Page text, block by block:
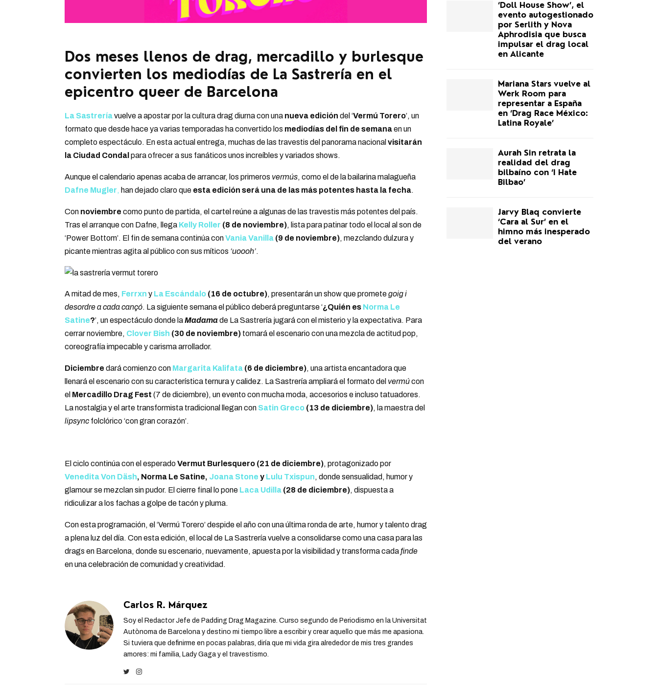
Dos meses llenos de drag, mercadillo y burlesque
convierten los mediodías de La Sastrería en el
epicentro queer de Barcelona
La Sastreríavuelve a apostar por la cultura drag diurna con una nueva edición del ‘Vermú Torero’, un
formato que desde hace ya varias temporadas ha convertido los mediodías del fin de semanaen un
completo espectáculo. En esta actual entrega, muchas de las travestis del panorama nacional visitarán
la Ciudad Condal para ofrecer a sus fanáticos unos increíbles y variados shows.
Aunque el calendario apenas acaba de arrancar, los primeros vermús, como el de la bailarina malagueña
Dafne Mugler, han dejado claro que esta edición será una de las más potentes hasta la fecha.
Con noviembre como punto de partida, el cartel reúne a algunas de las travestis más potentes del país.
Tras el arranque con Dafne, llega Kelly Roller (8 de noviembre), lista para patinar todo el local al son de
‘Power Bottom’. El fin de semana continúa conVania Vanilla (9 de noviembre), mezclando dulzura y
picante mientras agita al público con sus míticos ‘uoooh’.
A mitad de mes, Ferrxn y La Escándalo (16 de octubre), presentarán un show que prometegoig i
desordre a cada cançó. La siguiente semana el público deberá preguntarse ‘¿Quién es Norma Le
Satine?’, un espectáculo donde laMadamade La Sastrería jugará con el misterio y la expectativa. Para
cerrar noviembre, Clover Bish (30 de noviembre) tomará el escenario con una mezcla de actitud pop,
coreografía impecable y carisma arrollador.
Diciembre dará comienzo con Margarita Kalifata (6 de diciembre), una artista encantadora que
llenará el escenario con su característica ternura y calidez. La Sastrería ampliará el formato del vermúcon
el Mercadillo Drag Fest (7 de diciembre), un evento con mucha moda, accesorios e incluso tatuadores.
La nostalgia y el arte transformista tradicional llegan con Satin Greco (13 de diciembre), la maestra del
lipsync folclórico ‘con gran corazón’.
El ciclo continúa con el esperadoVermut Burlesquero (21 de diciembre), protagonizado por
Venedita Von Däsh, Norma Le Satine, Joana Stone y Lulu Txispun, donde sensualidad, humor y
glamour se mezclan sin pudor. El cierre final lo pone Laca Udilla (28 de diciembre), dispuesta a
ridiculizar a los fachas a golpe de tacón y pluma.
Con esta programación, el ‘Vermú Torero’ despide el año con una última ronda de arte, humor y talento drag
a plena luz del día. Con esta edición, el local de La Sastrería vuelve a consolidarse como una casa para las
drags en Barcelona, donde su escenario, nuevamente, apuesta por la visibilidad y transforma cada finde
en una celebración de comunidad y creatividad.
Carlos R. Márquez
Soy el Redactor Jefe de Padding Drag Magazine. Curso segundo de Periodismo en la Universitat
Autònoma de Barcelona y destino mi tiempo libre a escribir y crear aquello que más me apasiona.
Si tuviera que definirme en pocas palabras, diría que mi vida gira alrededor de mis tres grandes
amores: mi familia, Lady Gaga y el travestismo.
‘Doll House Show’, el
evento autogestionado
por Serlith y Nova
Aphrodisia que busca
impulsar el drag local
en Alicante
Mariana Stars vuelve al
Werk Room para
representar a España
en ‘Drag Race México:
Latina Royale’
Aurah Sin retrata la
realidad del drag
bilbaíno con ‘I Hate
Bilbao’
Jarvy Blaq convierte
‘Cara al Sur’ en el
himno más inesperado
del verano